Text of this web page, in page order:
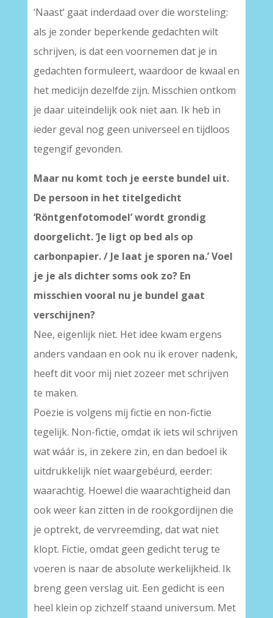
‘Naast’ gaat inderdaad over die worsteling:
als je zonder beperkende gedachten wilt
schrijven, is dat een voornemen dat je in
gedachten formuleert, waardoor de kwaal en
het medicijn dezelfde zijn. Misschien ontkom
je daar uiteindelijk ook niet aan. Ik heb in
ieder geval nog geen universeel en tijdloos
tegengif gevonden.
Maar nu komt toch je eerste bundel uit.
De persoon in het titelgedicht
‘Röntgenfotomodel’ wordt grondig
doorgelicht. ‘Je ligt op bed als op
carbonpapier. / Je laat je sporen na.’ Voel
je je als dichter soms ook zo? En
misschien vooral nu je bundel gaat
verschijnen?
Nee, eigenlijk niet. Het idee kwam ergens
anders vandaan en ook nu ik erover nadenk,
heeft dit voor mij niet zozeer met schrijven
te maken.
Poëzie is volgens mij fictie en non-fictie
tegelijk. Non-fictie, omdat ik iets wil schrijven
wat wáár is, in zekere zin, en dan bedoel ik
uitdrukkelijk níet waargebéurd, eerder:
waarachtig. Hoewel die waarachtigheid dan
ook weer kan zitten in de rookgordijnen die
je optrekt, de vervreemding, dat wat niet
klopt. Fictie, omdat geen gedicht terug te
voeren is naar de absolute werkelijkheid. Ik
breng geen verslag uit. Een gedicht is een
heel klein op zichzelf staand universum. Met